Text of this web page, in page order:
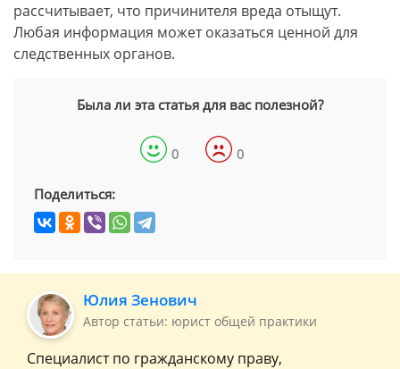
рассчитывает, что причинителя вреда отыщут.
Любая информация может оказаться ценной для
следственных органов.
Была ли эта статья для вас полезной?
0 0
Поделиться:
Юлия Зенович
Автор статьи: юрист общей практики
Специалист по гражданскому праву,